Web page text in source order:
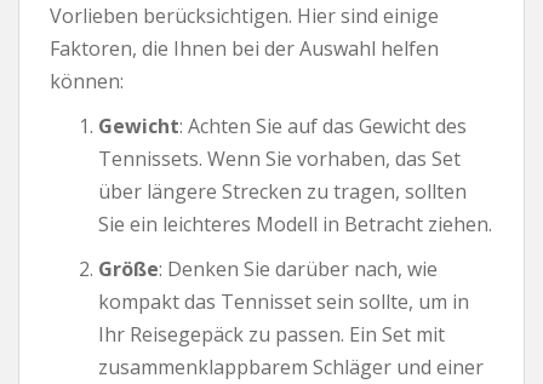
Vorlieben berücksichtigen. Hier sind einige
Faktoren, die Ihnen bei der Auswahl helfen
können:
Gewicht: Achten Sie auf das Gewicht des
Tennissets. Wenn Sie vorhaben, das Set
über längere Strecken zu tragen, sollten
Sie ein leichteres Modell in Betracht ziehen.
Größe: Denken Sie darüber nach, wie
kompakt das Tennisset sein sollte, um in
Ihr Reisegepäck zu passen. Ein Set mit
zusammenklappbarem Schläger und einer